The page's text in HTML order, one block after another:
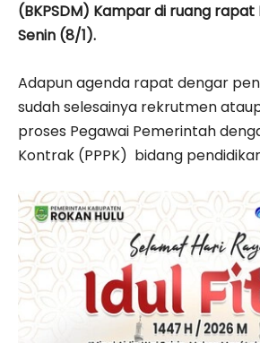
(BKPSDM) Kampar di ruang rapat
Senin (8/1).
Adapun agenda rapat dengar
sudah selesainya rekrutmen
proses Pegawai Pemerintah
Kontrak (PPPK) bidang